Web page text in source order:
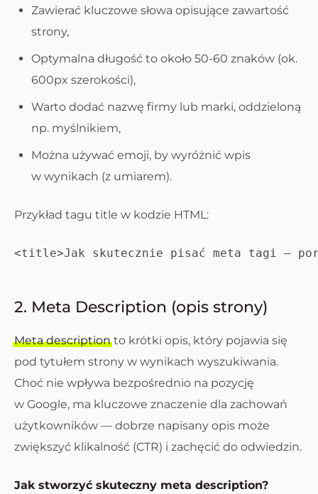
Zawierać kluczowe słowa opisujące zawartość
strony,
Optymalna długość to około 50-60 znaków (ok.
600px szerokości),
Warto dodać nazwę firmy lub marki, oddzieloną
np. myślnikiem,
Można używać emoji, by wyróżnić wpis
w wynikach (z umiarem).
Przykład tagu title w kodzie HTML:
<title>Jak skutecznie pisać meta tagi –
2. Meta Description (opis strony)
Meta descriptionto krótki opis, który pojawia się
pod tytułem strony w wynikach wyszukiwania.
Choć nie wpływa bezpośrednio na pozycję
w Google, ma kluczowe znaczenie dla zachowań
użytkowników — dobrze napisany opis może
zwiększyć klikalność (CTR) i zachęcić do odwiedzin.
Jak stworzyć skuteczny meta description?